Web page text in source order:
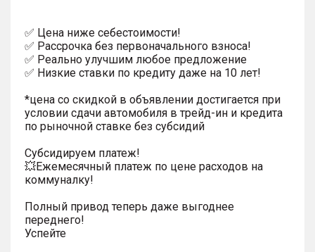
✅ Цена ниже себестоимости!
✅ Рассрочка без первоначального взноса!
✅ Реально улучшим любое предложение
✅ Низкие ставки по кредиту даже на 10 лет!
*цена со скидкой в объявлении достигается при
условии сдачи автомобиля в трейд-ин и кредита
по рыночной ставке без субсидий
Субсидируем платеж!
💥Ежемесячный платеж по цене расходов на
коммуналку!
Полный привод теперь даже выгоднее
переднего!
Успейте